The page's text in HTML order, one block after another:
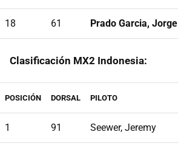
18 61 Prado Garcia, Jorge
Clasificación MX2 Indonesia:
POSICIÓN DORSAL PILOTO
1 91 Seewer, Jeremy